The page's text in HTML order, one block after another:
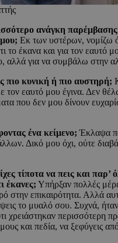
ανάγκη
Εκ των υστέρων, νομίζω
το έκανα και για τον εαυτό
αλλά για να συμβάλω στην
πιο κυνική ή πιο αυστηρή;
τον εαυτό μου έγινα. Δεν
που δεν μου δίνουν
ένα κείμενο; Έκλαψα
Δικό μου όχι, ούτε
τίποτα να πεις και παρ’
έκανες; Υπήρξαν πολλές
στην επικαιρότητα. Αλλά
το μυαλό σου. Συχνά,
χρειάστηκαν περισσότερη
και πεδία, να ξεφύγεις